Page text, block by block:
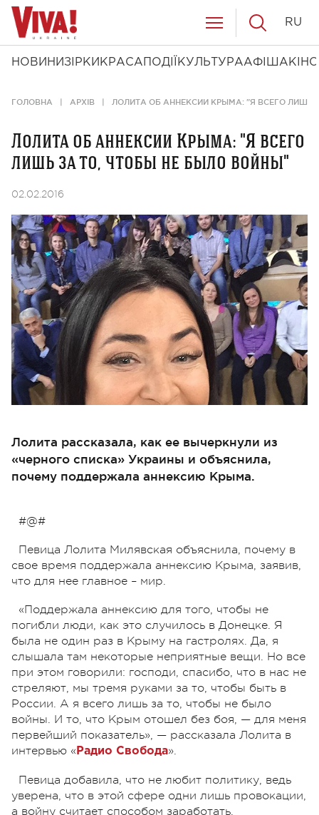
НОВИНИ ЗІРКИ КРАСА ПОДІЇ КУЛЬТУРААФІША КІНО
RU
ГОЛОВНА АРХІВ ЛОЛИТА ОБ АННЕКСИИ КРЫМА: "Я ВСЕГО ЛИШЬ
Лолита об аннексии Крыма: "Я всего
лишь за то, чтобы не было войны"
02.02.2016
Лолита рассказала, как ее вычеркнули из
«черного списка» Украины и объяснила,
почему поддержала аннексию Крыма.
#@#
Певица Лолита Милявская объяснила, почему в
свое время поддержала аннексию Крыма, заявив,
что для нее главное – мир.
«Поддержала аннексию для того, чтобы не
погибли люди, как это случилось в Донецке. Я
была не один раз в Крыму на гастролях. Да, я
слышала там некоторые неприятные вещи. Но все
при этом говорили: господи, спасибо, что в нас не
стреляют, мы тремя руками за то, чтобы быть в
России. А я всего лишь за то, чтобы не было
войны. И то, что Крым отошел без боя, — для меня
первейший показатель», — рассказала Лолита в
интервью « Радио Свобода».
Певица добавила, что не любит политику, ведь
уверена, что в этой сфере одни лишь провокации,
а войну считает способом заработать.